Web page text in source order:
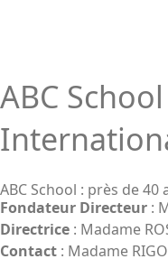
ABC School
ABC School : près de
Fondateur Directeur :
Directrice : Madame
Contact : Madame RIGO